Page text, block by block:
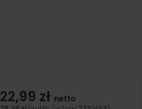
22,99 zł netto